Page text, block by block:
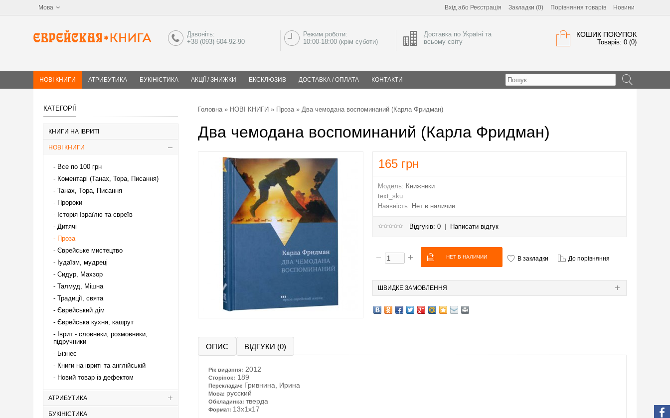
Мова Вхід або Реєстрація Закладки (0) Порівняння товарів Новини
КОШИК ПОКУПОК
Товарів: 0 (0)
Дзвоніть:
+38 (093) 604-92-90
Режим роботи:
10:00-18:00 (крім суботи)
Доставка по Україні та
всьому світу
НОВІ КНИГИ АТРИБУТИКА БУКІНІСТИКА АКЦІЇ / ЗНИЖКИ ЕКСКЛЮЗИВ ДОСТАВКА / ОПЛАТА КОНТАКТИ
КАТЕГОРІЇ
КНИГИ НА ІВРИТІ
НОВІ КНИГИ
Все по 100 грн
Коментарі (Танах, Тора, Писання)
Танах, Тора, Писання
Пророки
Історія Ізраїлю та євреїв
Дитячі
Проза
Єврейське мистецтво
Іудаїзм, мудреці
Сидур, Махзор
Талмуд, Мішна
Традиції, свята
Єврейський дім
Єврейська кухня, кашрут
Іврит - словники, розмовники,
підручники
Бізнес
Книги на івриті та англійській
Новий товар із дефектом
АТРИБУТИКА
БУКІНІСТИКА
Головна» НОВІ КНИГИ » Проза» Два чемодана воспоминаний (Карла Фридман)
Два чемодана воспоминаний (Карла Фридман)
165 грн
Модель: Книжники
text_sku
Наявність: Нет в наличии
Відгуків: 0 Написати відгук
В закладки До порівняння
ШВИДКЕ ЗАМОВЛЕННЯ
ОПИС ВІДГУКИ (0)
Рік видання: 2012
Сторінок: 189
Перекладач: Гривнина, Ирина
Мова: русский
Обкладинка: тверда
Формат: 13x1x17